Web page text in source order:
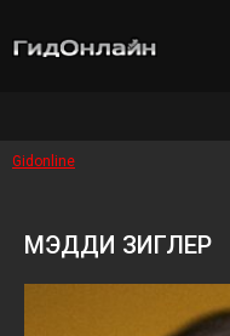
Gidonline
МЭДДИ ЗИГЛЕР